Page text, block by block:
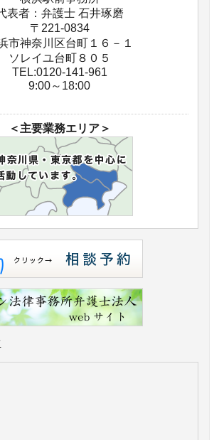
表者：弁護士 石井琢磨
〒221-0834
市神奈川区台町１６－１
ソレイユ台町８０５
TEL:0120-141-961
9:00～18:00
＜主要業務エリア＞